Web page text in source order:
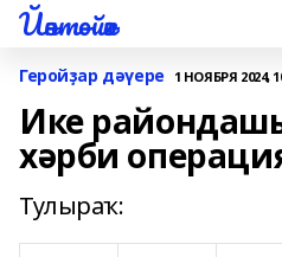
Йәнтөйәк
Геройҙар дәүере 1 НОЯБРЯ 2024,
Ике
хәрби
Тулыраҡ: